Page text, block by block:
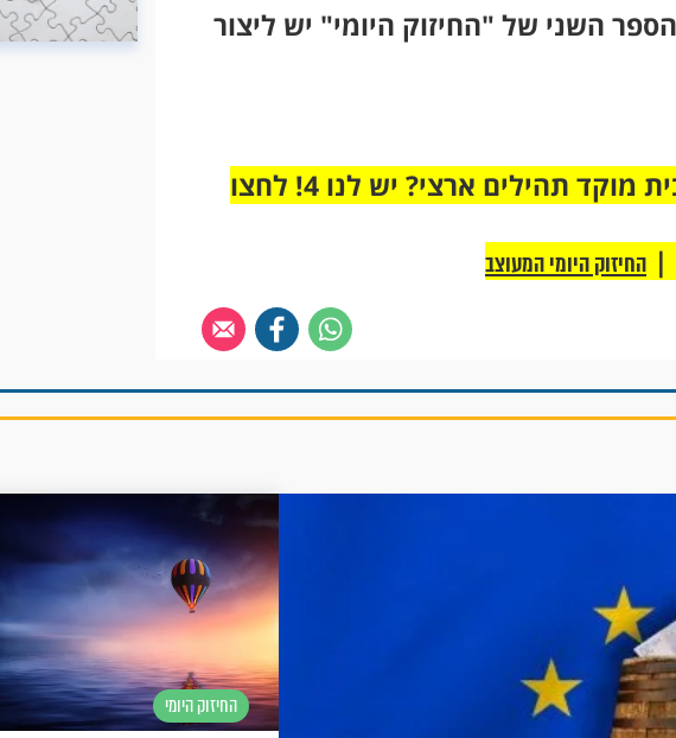
השני של "החיזוק היומי" יש ליצור
מחוברים רק לקבוצת ווטסאפ אחת מבית מוקד תהילים ארצי? יש לנו 4! לחצו
| החיזוק היומי המעוצב
החיזוק היומי